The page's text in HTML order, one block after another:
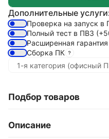
Дополнительные
Проверка на запуск в
Полный тест в ПВЗ
Расширенная
Сборка ПК
Подбор товаров
Описание